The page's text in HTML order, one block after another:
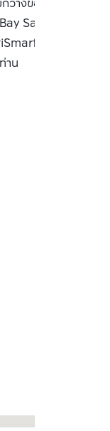
Sands ซื้อ ขาย
ได้ทันที เพื่อ
าน